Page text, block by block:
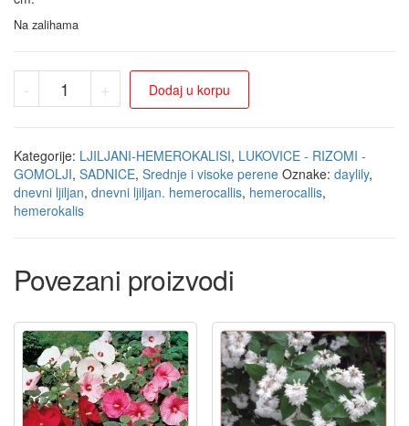
Na zalihama
- + Dodaj u korpu
Kategorije: LJILJANI-HEMEROKALISI, LUKOVICE - RIZOMI -
GOMOLJI, SADNICE, Srednje i visoke perene Oznake: daylily,
dnevni ljiljan, dnevni ljiljan. hemerocallis, hemerocallis,
hemerokalis
Povezani proizvodi